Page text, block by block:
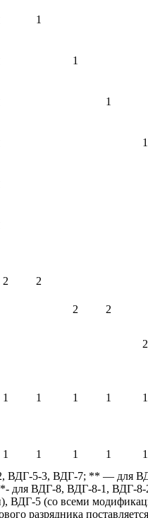
1
1
1
1
2 2
2 2
2
1 1 1 1 1
1 1 1 1
1
ВДГ-5-3, ВДГ-7; ** — для
ВДГ-8, ВДГ-8-1, ВДГ-8-
ВДГ-5 (со всеми
разрядника